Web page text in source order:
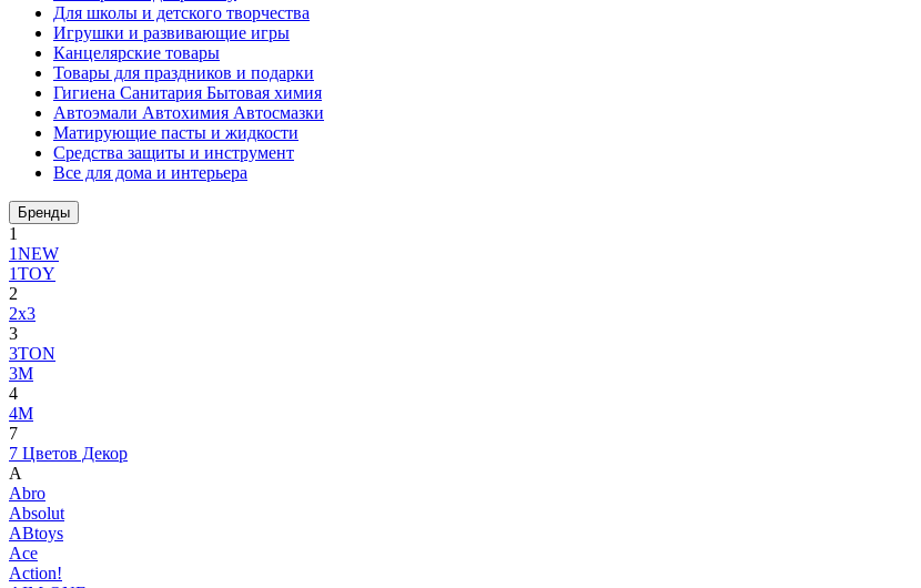
Для школы и детского творчества
Игрушки и развивающие игры
Канцелярские товары
Товары для праздников и подарки
Гигиена Санитария Бытовая химия
Автоэмали Автохимия Автосмазки
Матирующие пасты и жидкости
Средства защиты и инструмент
Все для дома и интерьера
Бренды
1
1NEW
1TOY
2
2x3
3
3TON
3М
4
4M
7
7 Цветов Декор
A
Abro
Absolut
ABtoys
Ace
Action!